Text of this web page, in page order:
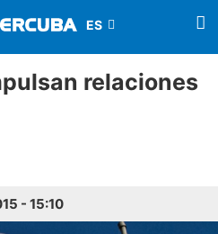
relaciones
- 15:10